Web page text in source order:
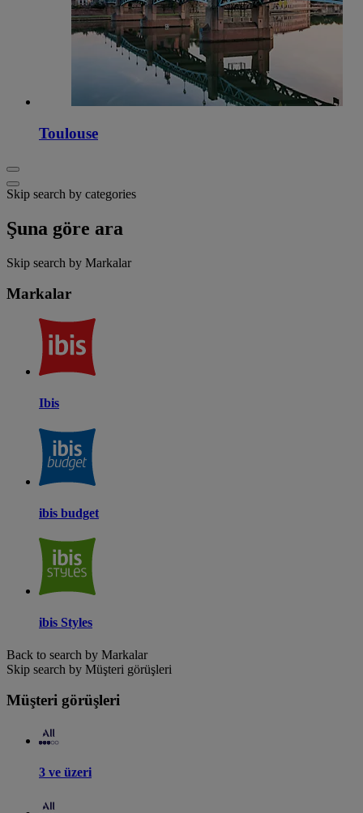
Toulouse
Skip search by categories
Şuna göre ara
Skip search by Markalar
Markalar
Ibis
ibis budget
ibis Styles
Back to search by Markalar
Skip search by Müşteri görüşleri
Müşteri görüşleri
3 ve üzeri